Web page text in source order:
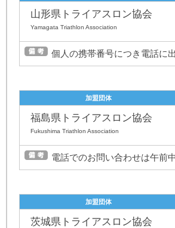
山形県トライアスロン協会
Yamagata Triathlon Association
個人の携帯番号につき電話に
加盟団体
福島県トライアスロン協会
Fukushima Triathlon Association
電話でのお問い合わせは午前
加盟団体
茨城県トライアスロン協会